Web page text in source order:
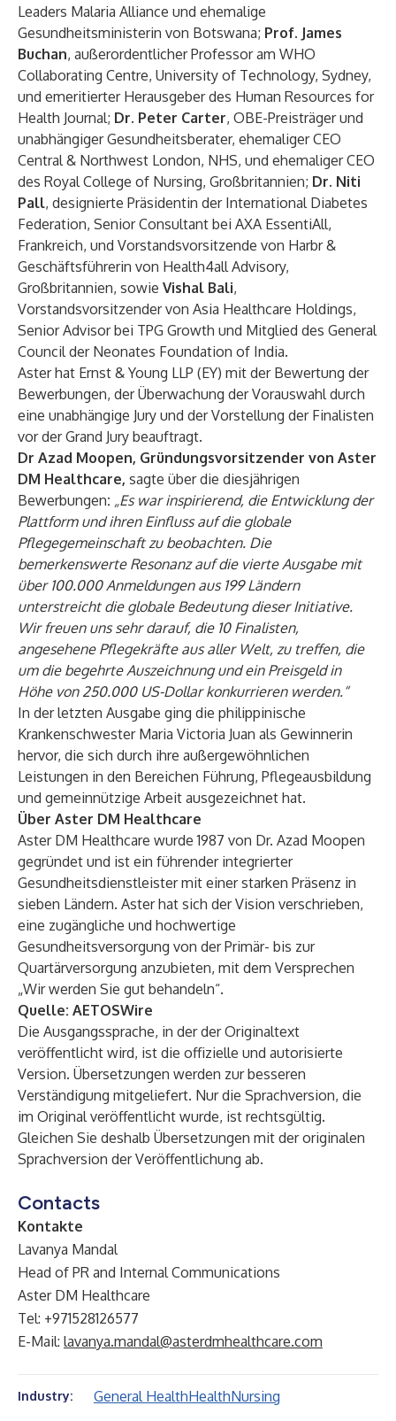
Leaders Malaria Alliance und ehemalige
Gesundheitsministerin von Botswana; Prof. James
Buchan, außerordentlicher Professor am WHO
Collaborating Centre, University of Technology, Sydney,
und emeritierter Herausgeber des Human Resources for
Health Journal; Dr. Peter Carter, OBE-Preisträger und
unabhängiger Gesundheitsberater, ehemaliger CEO
Central & Northwest London, NHS, und ehemaliger CEO
des Royal College of Nursing, Großbritannien; Dr. Niti
Pall, designierte Präsidentin der International Diabetes
Federation, Senior Consultant bei AXA EssentiAll,
Frankreich, und Vorstandsvorsitzende von Harbr &
Geschäftsführerin von Health4all Advisory,
Großbritannien, sowie Vishal Bali,
Vorstandsvorsitzender von Asia Healthcare Holdings,
Senior Advisor bei TPG Growth und Mitglied des General
Council der Neonates Foundation of India.
Aster hat Ernst & Young LLP (EY) mit der Bewertung der
Bewerbungen, der Überwachung der Vorauswahl durch
eine unabhängige Jury und der Vorstellung der Finalisten
vor der Grand Jury beauftragt.
Dr Azad Moopen, Gründungsvorsitzender von Aster
DM Healthcare, sagte über die diesjährigen
Bewerbungen: „Es war inspirierend, die Entwicklung der
Plattform und ihren Einfluss auf die globale
Pflegegemeinschaft zu beobachten. Die
bemerkenswerte Resonanz auf die vierte Ausgabe mit
über 100.000 Anmeldungen aus 199 Ländern
unterstreicht die globale Bedeutung dieser Initiative.
Wir freuen uns sehr darauf, die 10 Finalisten,
angesehene Pflegekräfte aus aller Welt, zu treffen, die
um die begehrte Auszeichnung und ein Preisgeld in
Höhe von 250.000 US-Dollar konkurrieren werden.“
In der letzten Ausgabe ging die philippinische
Krankenschwester Maria Victoria Juan als Gewinnerin
hervor, die sich durch ihre außergewöhnlichen
Leistungen in den Bereichen Führung, Pflegeausbildung
und gemeinnützige Arbeit ausgezeichnet hat.
Über Aster DM Healthcare
Aster DM Healthcare wurde 1987 von Dr. Azad Moopen
gegründet und ist ein führender integrierter
Gesundheitsdienstleister mit einer starken Präsenz in
sieben Ländern. Aster hat sich der Vision verschrieben,
eine zugängliche und hochwertige
Gesundheitsversorgung von der Primär- bis zur
Quartärversorgung anzubieten, mit dem Versprechen
„Wir werden Sie gut behandeln“.
Quelle: AETOSWire
Die Ausgangssprache, in der der Originaltext
veröffentlicht wird, ist die offizielle und autorisierte
Version. Übersetzungen werden zur besseren
Verständigung mitgeliefert. Nur die Sprachversion, die
im Original veröffentlicht wurde, ist rechtsgültig.
Gleichen Sie deshalb Übersetzungen mit der originalen
Sprachversion der Veröffentlichung ab.
Contacts
Kontakte
Lavanya Mandal
Head of PR and Internal Communications
Aster DM Healthcare
Tel: +971528126577
E-Mail: lavanya.mandal@asterdmhealthcare.com
Industry: General HealthHealthNursing